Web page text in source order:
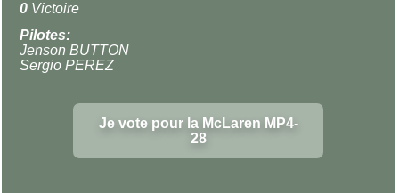
0 Victoire
Pilotes:
Jenson BUTTON
Sergio PEREZ
Je vote pour la McLaren MP4-
28